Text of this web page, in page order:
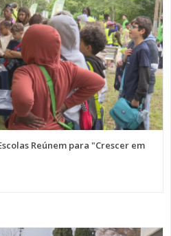
Reúnem para "Crescer em